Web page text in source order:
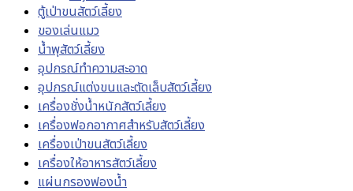
ตู้เป่าขนสัตว์เลี้ยง
ของเล่นแมว
น้ำพุสัตว์เลี้ยง
อุปกรณ์ทำความสะอาด
อุปกรณ์แต่งขนและตัดเล็บสัตว์เลี้ยง
เครื่องชั่งน้ำหนักสัตว์เลี้ยง
เครื่องฟอกอากาศสำหรับสัตว์เลี้ยง
เครื่องเป่าขนสัตว์เลี้ยง
เครื่องให้อาหารสัตว์เลี้ยง
แผ่นกรองฟองน้ำ